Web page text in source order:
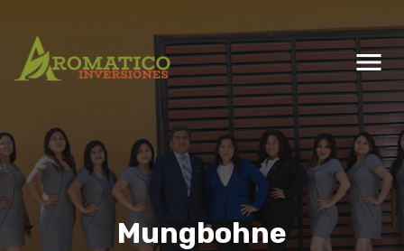
menu
Mungbohne